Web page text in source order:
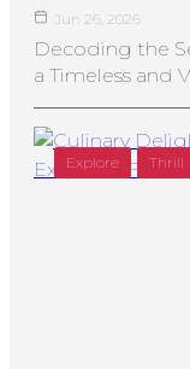
Jun 26, 2026
Decoding the
a Timeless and
Explore Thrill